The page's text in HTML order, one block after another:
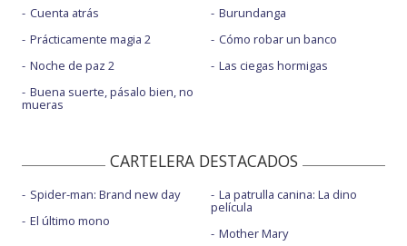
Cuenta atrás
Prácticamente magia 2
Noche de paz 2
Buena suerte, pásalo bien, no
mueras
Burundanga
Cómo robar un banco
Las ciegas hormigas
CARTELERA DESTACADOS
Spider-man: Brand new day
El último mono
La patrulla canina: La dino
película
Mother Mary